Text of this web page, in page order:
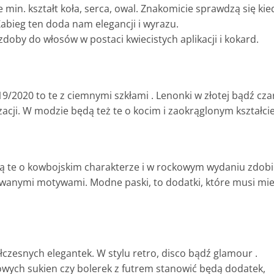
kształt koła, serca, owal. Znakomicie sprawdzą się
ten doda nam elegancji i wyrazu.
do włosów w postaci kwiecistych aplikacji i kokard.
2020 to te z ciemnymi szkłami . Lenonki w złotej bądź
W modzie będą też te o kocim i zaokrąglonym
te o kowbojskim charakterze i w rockowym wydaniu
motywami. Modne paski, to dodatki, które musi
elegantek. W stylu retro, disco bądź glamour .
sukien czy bolerek z futrem stanowić będą dodatek,